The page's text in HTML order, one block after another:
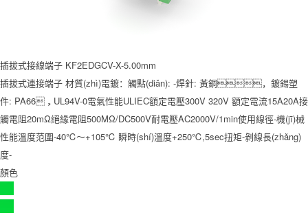
插拔式接線端子 KF2EDGCV-X-5.00mm
插拔式連接端子 材質(zhì)電鍍：觸點(diǎn): -焊針: 黃銅，鍍錫塑
件: PA66，UL94V-0電氣性能ULIEC額定電壓300V 320V 額定電流15A20A接
觸電阻20mΩ絕緣電阻500MΩ/DC500V耐電壓AC2000V/1min使用線徑-機(jī)械
性能溫度范圍-40℃～+105℃ 瞬時(shí)溫度+250℃,5sec扭矩-剝線長(zhǎng)
度-
顏色